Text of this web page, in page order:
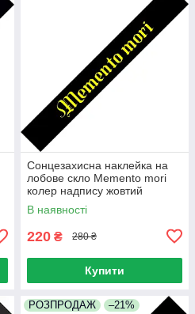
Сонцезахисна наклейка на
лобове скло Memento mori
колер надпису жовтий
В наявності
220 ₴ 280 ₴
Купити
РОЗПРОДАЖ –21%